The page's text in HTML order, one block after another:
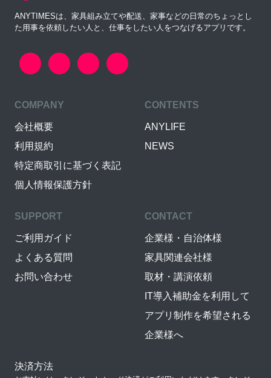
ANYTIMESは、家具組み立てや配送、家事などの日常のちょっとし
た用事を依頼したい人と、仕事をしたい人をつなげるアプリです。
COMPANY
会社概要
利用規約
特定商取引に基づく表記
個人情報保護方針
CONTENTS
ANYLIFE
NEWS
SUPPORT
ご利用ガイド
よくある質問
お問い合わせ
CONTACT
企業様・自治体様
家具関連会社様
取材・講演依頼
IT導入補助金を利用して
アプリ制作を希望される
企業様へ
決済方法